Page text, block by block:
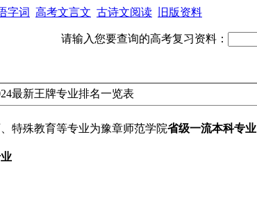
字词 高考文言文 古诗文阅读 旧版资料
请输入您要查询的高考复习资料：
最新王牌专业排名一览表
特殊教育等专业为豫章师范学院省级一流本科专业